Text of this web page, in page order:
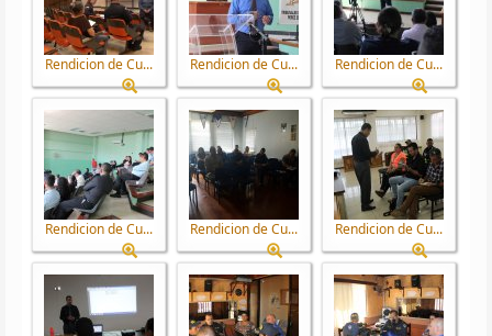
Rendicion de Cu... Rendicion de Cu... Rendicion de Cu...
Rendicion de Cu... Rendicion de Cu... Rendicion de Cu...